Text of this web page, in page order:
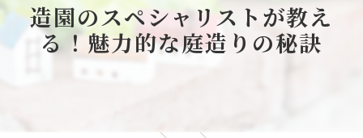
造園のスペシャリストが教え
る！魅力的な庭造りの秘訣